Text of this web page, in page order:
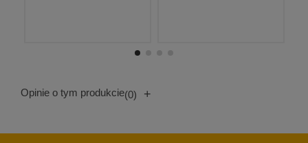
Opinie o tym produkcie(0) +